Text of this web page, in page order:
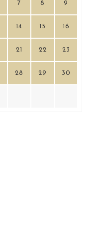
7 8 9
14 15 16
21 22 23
28 29 30